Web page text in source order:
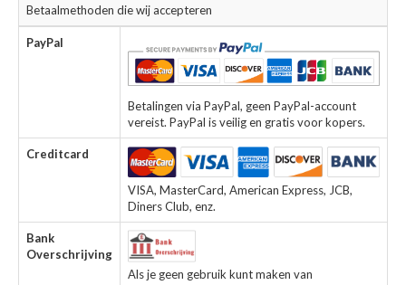
Betaalmethoden die wij accepteren
PayPal
Betalingen via PayPal, geen PayPal-account
vereist. PayPal is veilig en gratis voor kopers.
Creditcard
VISA, MasterCard, American Express, JCB,
Diners Club, enz.
Bank
Overschrijving
Als je geen gebruik kunt maken van